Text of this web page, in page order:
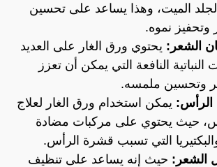
الميت، وهذا يساعد على تحسين
نموه.
الشعر: يحتوي ورق الغار على العديد
النافعة التي يمكن أن تعزز
وتحسين ملمسه.
الرأس: يمكن استخدام ورق الغار لعلاج
حيث يحتوي على مركبات مضادة
التي تسبب قشرة الرأس.
الشعر: حيث إنه يساعد على تنظيف